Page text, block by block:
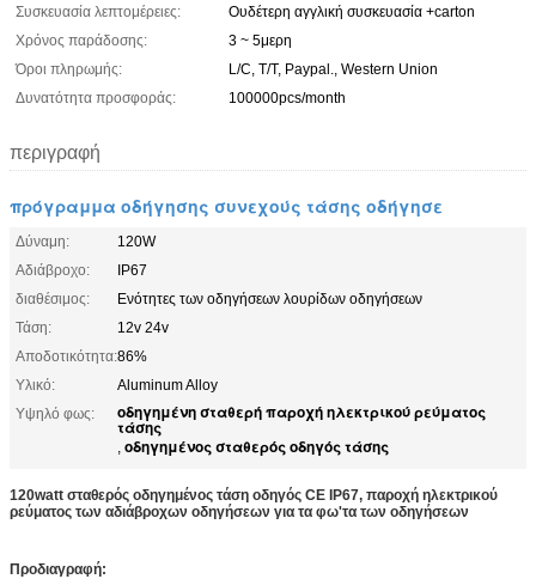
Συσκευασία λεπτομέρειες:
Ουδέτερη αγγλική συσκευασία +carton
Χρόνος παράδοσης:
3 ~ 5μερη
Όροι πληρωμής:
L/C, T/T, Paypal., Western Union
Δυνατότητα προσφοράς:
100000pcs/month
περιγραφή
πρόγραμμα οδήγησης συνεχούς τάσης οδήγησε
Δύναμη:
120W
Αδιάβροχο:
IP67
διαθέσιμος:
Ενότητες των οδηγήσεων λουρίδων οδηγήσεων
Τάση:
12v 24v
Αποδοτικότητα:86%
Υλικό:
Aluminum Alloy
Υψηλό φως:
οδηγημένη σταθερή παροχή ηλεκτρικού ρεύματος
τάσης
, οδηγημένος σταθερός οδηγός τάσης
120watt σταθερός οδηγημένος τάση οδηγός CE IP67, παροχή ηλεκτρικού
ρεύματος των αδιάβροχων οδηγήσεων για τα φω'τα των οδηγήσεων
Προδιαγραφή: